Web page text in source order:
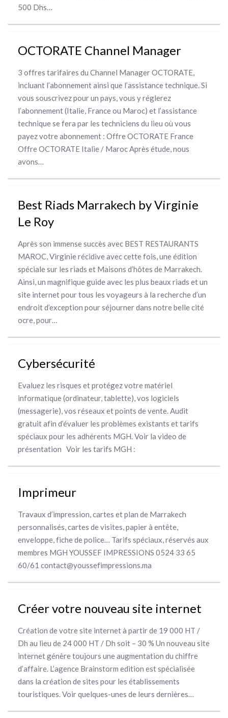
500 Dhs…
OCTORATE Channel Manager
3 offres tarifaires du Channel Manager OCTORATE,
incluant l’abonnement ainsi que l’assistance technique. Si
vous souscrivez pour un pays, vous y réglerez
l’abonnement (Italie, France ou Maroc) et l’assistance
technique se fera par les techniciens du lieu où vous
payez votre abonnement : Offre OCTORATE France
Offre OCTORATE Italie / Maroc Après étude, nous
avons…
Best Riads Marrakech by Virginie
Le Roy
Après son immense succès avec BEST RESTAURANTS
MAROC, Virginie récidive avec cette fois, une édition
spéciale sur les riads et Maisons d’hôtes de Marrakech.
Ainsi, un magnifique guide avec les plus beaux riads et un
site internet pour tous les voyageurs à la recherche d’un
endroit d’exception pour séjourner dans notre belle cité
ocre, pour…
Cybersécurité
Evaluez les risques et protégez votre matériel
informatique (ordinateur, tablette), vos logiciels
(messagerie), vos réseaux et points de vente. Audit
gratuit afin d’évaluer les problèmes existants et tarifs
spéciaux pour les adhérents MGH. Voir la video de
présentation Voir les tarifs MGH :
Imprimeur
Travaux d’impression, cartes et plan de Marrakech
personnalisés, cartes de visites, papier à entête,
enveloppe, fiche de police… Tarifs spéciaux, réservés aux
membres MGH YOUSSEF IMPRESSIONS 0524 33 65
60/61 contact@youssefimpressions.ma
Créer votre nouveau site internet
Création de votre site internet à partir de 19 000 HT /
Dh au lieu de 24 000 HT / Dh soit – 30 % Un nouveau site
internet génère toujours une augmentation du chiffre
d’affaire. L’agence Brainstorm edition est spécialisée
dans la création de sites pour les établissements
touristiques. Voir quelques-unes de leurs dernières…